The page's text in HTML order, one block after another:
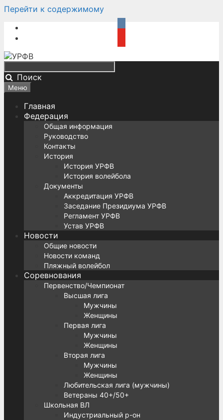
Перейти к содержимому
Поиск
Меню
Главная
Федерация
Общая информация
Руководство
Контакты
История
История УРФВ
История волейбола
Документы
Аккредитация УРФВ
Заседание Президиума УРФВ
Регламент УРФВ
Устав УРФВ
Новости
Общие новости
Новости команд
Пляжный волейбол
Соревнования
Первенство/Чемпионат
Высшая лига
Мужчины
Женщины
Первая лига
Мужчины
Женщины
Вторая лига
Мужчины
Женщины
Любительская лига (мужчины)
Ветераны 40+/50+
Школьная ВЛ
Индустриальный р-он